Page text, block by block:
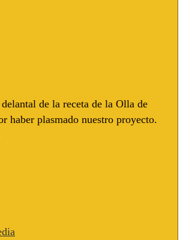
de la receta de la Olla de
haber plasmado nuestro proyecto.